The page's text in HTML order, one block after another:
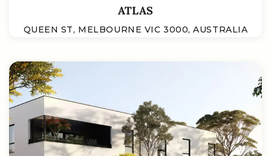
ATLAS
QUEEN ST, MELBOURNE VIC 3000, AUSTRALIA